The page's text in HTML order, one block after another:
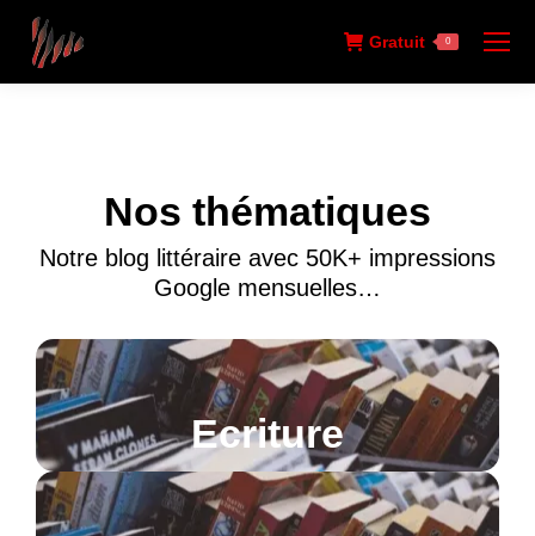
Gratuit 0
Nos thématiques
Notre blog littéraire avec 50K+ impressions
Google mensuelles…
Ecriture